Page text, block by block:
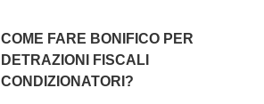
COME FARE BONIFICO PER
DETRAZIONI FISCALI
CONDIZIONATORI?